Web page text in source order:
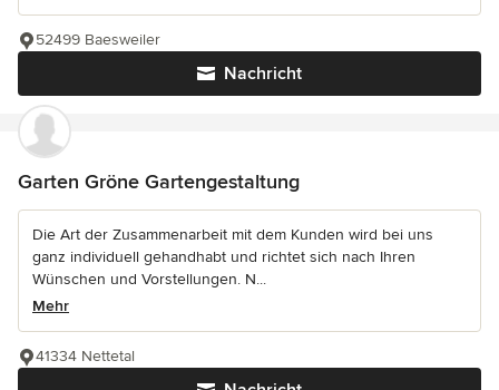
Nachricht
52499 Baesweiler
Garten Gröne Gartengestaltung
Die Art der Zusammenarbeit mit dem Kunden wird bei uns
ganz individuell gehandhabt und richtet sich nach Ihren
Wünschen und Vorstellungen. N...
Mehr
41334 Nettetal